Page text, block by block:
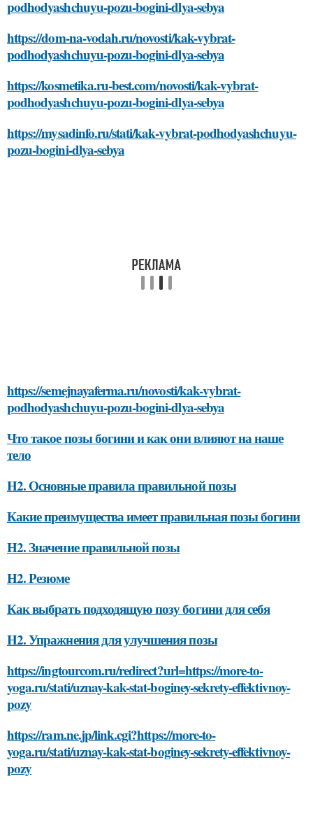
podhodyashchuyu-pozu-bogini-dlya-sebya
https://dom-na-vodah.ru/novosti/kak-vybrat-
podhodyashchuyu-pozu-bogini-dlya-sebya
https://kosmetika.ru-best.com/novosti/kak-vybrat-
podhodyashchuyu-pozu-bogini-dlya-sebya
https://mysadinfo.ru/stati/kak-vybrat-podhodyashchuyu-
pozu-bogini-dlya-sebya
https://semejnayaferma.ru/novosti/kak-vybrat-
podhodyashchuyu-pozu-bogini-dlya-sebya
Что такое позы богини и как они влияют на наше
тело
H2. Основные правила правильной позы
Какие преимущества имеет правильная позы богини
H2. Значение правильной позы
H2. Резюме
Как выбрать подходящую позу богини для себя
H2. Упражнения для улучшения позы
https://ingtourcom.ru/redirect?url=https://more-to-
yoga.ru/stati/uznay-kak-stat-boginey-sekrety-effektivnoy-
pozy
https://ram.ne.jp/link.cgi?https://more-to-
yoga.ru/stati/uznay-kak-stat-boginey-sekrety-effektivnoy-
pozy